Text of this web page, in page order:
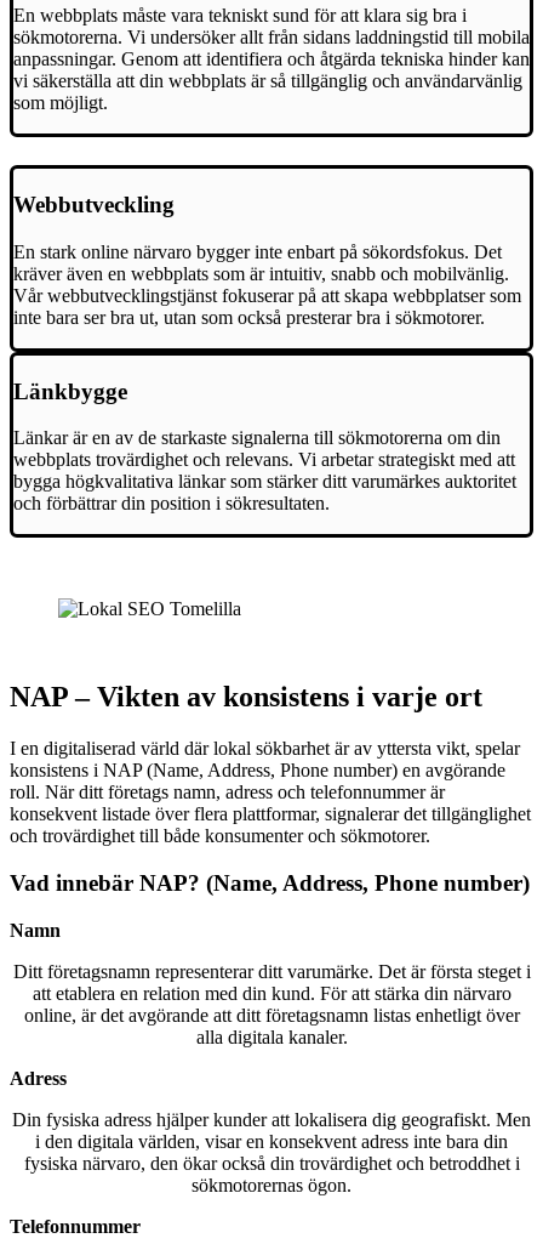
En webbplats måste vara tekniskt sund för att klara sig bra i
sökmotorerna. Vi undersöker allt från sidans laddningstid till mobila
anpassningar. Genom att identifiera och åtgärda tekniska hinder kan
vi säkerställa att din webbplats är så tillgänglig och användarvänlig
som möjligt.
Webbutveckling
En stark online närvaro bygger inte enbart på sökordsfokus. Det
kräver även en webbplats som är intuitiv, snabb och mobilvänlig.
Vår webbutvecklingstjänst fokuserar på att skapa webbplatser som
inte bara ser bra ut, utan som också presterar bra i sökmotorer.
Länkbygge
Länkar är en av de starkaste signalerna till sökmotorerna om din
webbplats trovärdighet och relevans. Vi arbetar strategiskt med att
bygga högkvalitativa länkar som stärker ditt varumärkes auktoritet
och förbättrar din position i sökresultaten.
NAP – Vikten av konsistens i varje ort
I en digitaliserad värld där lokal sökbarhet är av yttersta vikt, spelar
konsistens i NAP (Name, Address, Phone number) en avgörande
roll. När ditt företags namn, adress och telefonnummer är
konsekvent listade över flera plattformar, signalerar det tillgänglighet
och trovärdighet till både konsumenter och sökmotorer.
Vad innebär NAP? (Name, Address, Phone number)
Namn
Ditt företagsnamn representerar ditt varumärke. Det är första steget i
att etablera en relation med din kund. För att stärka din närvaro
online, är det avgörande att ditt företagsnamn listas enhetligt över
alla digitala kanaler.
Adress
Din fysiska adress hjälper kunder att lokalisera dig geografiskt. Men
i den digitala världen, visar en konsekvent adress inte bara din
fysiska närvaro, den ökar också din trovärdighet och betroddhet i
sökmotorernas ögon.
Telefonnummer